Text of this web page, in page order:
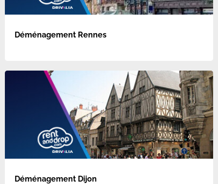
Déménagement Rennes
Déménagement Dijon